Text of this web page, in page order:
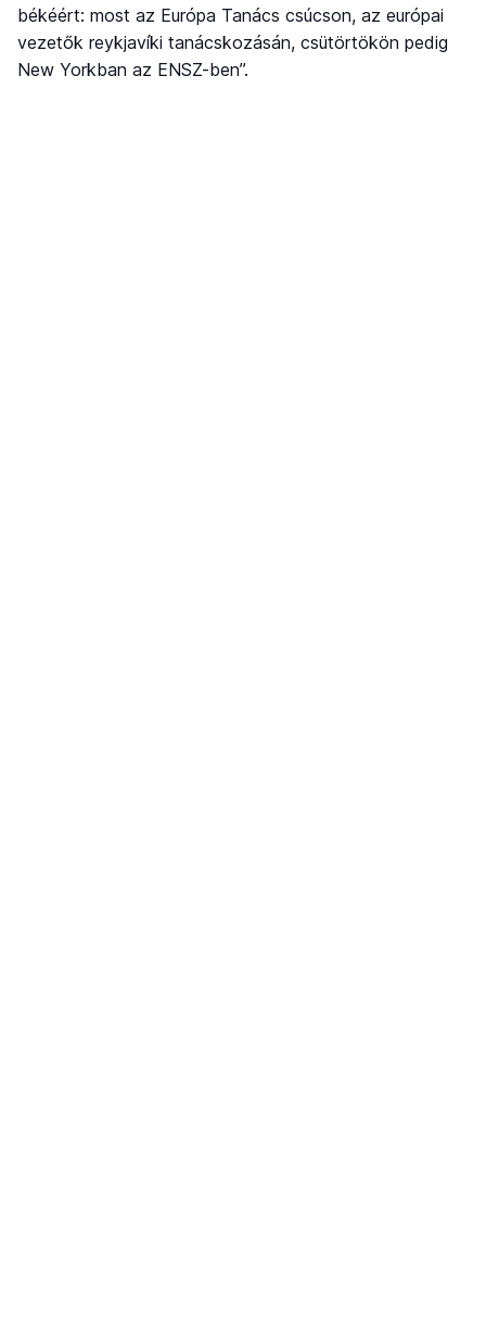
békéért: most az Európa Tanács csúcson, az európai
vezetők reykjavíki tanácskozásán, csütörtökön pedig
New Yorkban az ENSZ-ben”.